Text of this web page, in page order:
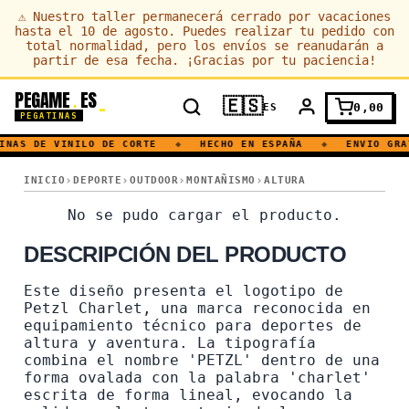
⚠ Nuestro taller permanecerá cerrado por vacaciones
hasta el 10 de agosto. Puedes realizar tu pedido con
total normalidad, pero los envíos se reanudarán a
partir de esa fecha. ¡Gracias por tu paciencia!
PEGAME. ES
PEGATINAS 🇪🇸ES 0,00
DE VINILO DE CORTE ◆ HECHO EN ESPAÑA ◆ ENVIO
INICIO DEPORTE OUTDOOR MONTAÑISMO ALTURA
PETZL CHARLET · AVENTURA · NIEVE · ALTURA · MONTAÑA
PETZL CHARLET ·
No se pudo cargar el producto.
DESCRIPCIÓN DEL PRODUCTO
Este diseño presenta el logotipo de
Petzl Charlet, una marca reconocida en
equipamiento técnico para deportes de
altura y aventura. La tipografía
combina el nombre 'PETZL' dentro de una
forma ovalada con la palabra 'charlet'
escrita de forma lineal, evocando la